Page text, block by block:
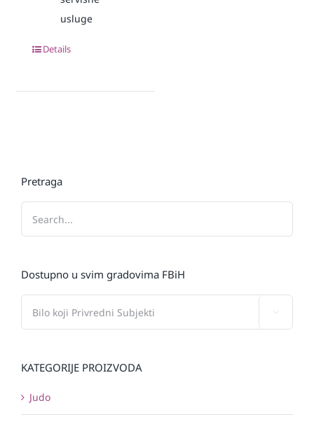
usluge
Details
Pretraga
Dostupno u svim gradovima FBiH
KATEGORIJE PROIZVODA
Judo